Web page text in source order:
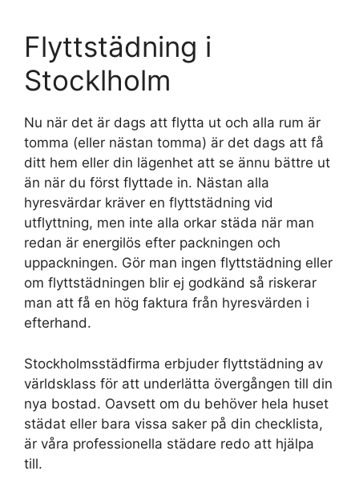
Flyttstädning i
Stocklholm
Nu när det är dags att flytta ut och alla rum är
tomma (eller nästan tomma) är det dags att få
ditt hem eller din lägenhet att se ännu bättre ut
än när du först flyttade in. Nästan alla
hyresvärdar kräver en flyttstädning vid
utflyttning, men inte alla orkar städa när man
redan är energilös efter packningen och
uppackningen. Gör man ingen flyttstädning eller
om flyttstädningen blir ej godkänd så riskerar
man att få en hög faktura från hyresvärden i
efterhand.
Stockholmsstädfirma erbjuder flyttstädning av
världsklass för att underlätta övergången till din
nya bostad. Oavsett om du behöver hela huset
städat eller bara vissa saker på din checklista,
är våra professionella städare redo att hjälpa
till.